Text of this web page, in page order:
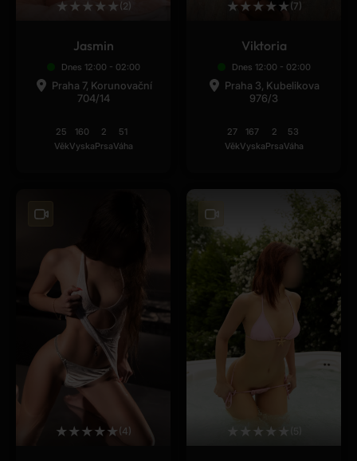
★ ★ ★ ★ ★ (2)
Jasmin
Dnes 12:00 - 02:00
Praha 7, Korunovační
704/14
25
Věk
160
Vyska
2
Prsa
51
Váha
★ ★ ★★ ★(7)
Viktoria
Dnes 12:00 - 02:00
Praha 3, Kubelikova
976/3
27
Věk
167
Vyska
2
Prsa
53
Váha
★ ★ ★★ ★ (4) ★ ★ ★ ★ ★